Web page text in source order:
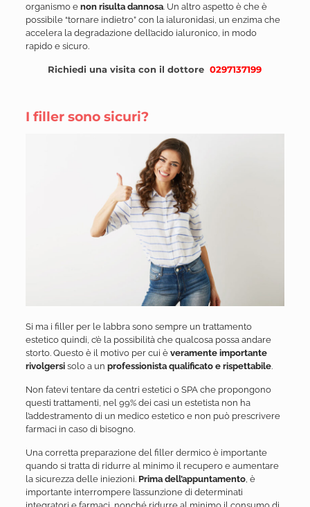
organismo e non risulta dannosa. Un altro aspetto è che è
possibile “tornare indietro” con la ialuronidasi, un enzima che
accelera la degradazione dell’acido ialuronico, in modo
rapido e sicuro.
Richiedi una visita con il dottore 0297137199
I filler sono sicuri?
Si ma i filler per le labbra sono sempre un trattamento
estetico quindi, c’è la possibilità che qualcosa possa andare
storto. Questo è il motivo per cui è veramente importante
rivolgersisolo a un professionista qualificato e rispettabile.
Non fatevi tentare da centri estetici o SPA che propongono
questi trattamenti, nel 99% dei casi un estetista non ha
l’addestramento di un medico estetico e non può prescrivere
farmaci in caso di bisogno.
Una corretta preparazione del filler dermico è importante
quando si tratta di ridurre al minimo il recupero e aumentare
la sicurezza delle iniezioni. Prima dell’appuntamento, è
importante interrompere l’assunzione di determinati